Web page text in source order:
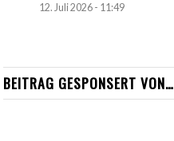
12. Juli 2026 - 11:49
BEITRAG GESPONSERT VON…